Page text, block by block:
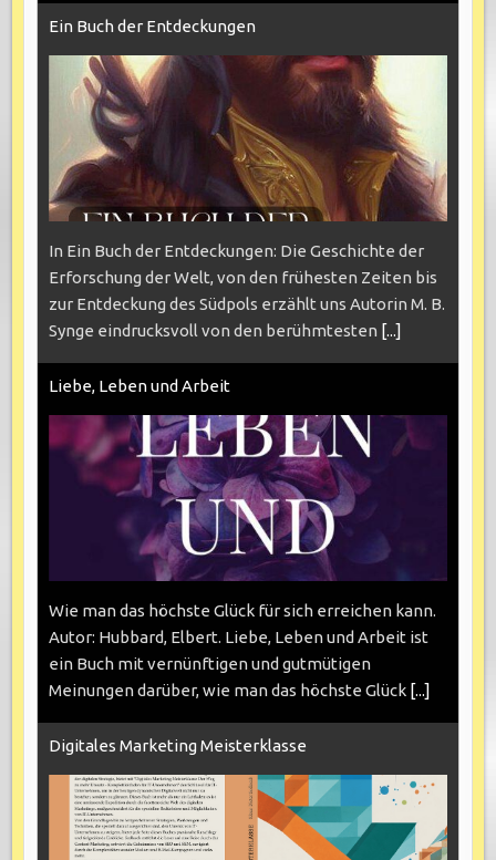
Ein Buch der Entdeckungen
In Ein Buch der Entdeckungen: Die Geschichte der
Erforschung der Welt, von den frühesten Zeiten bis
zur Entdeckung des Südpols erzählt uns Autorin M. B.
Synge eindrucksvoll von den berühmtesten [...]
Liebe, Leben und Arbeit
Wie man das höchste Glück für sich erreichen kann.
Autor: Hubbard, Elbert. Liebe, Leben und Arbeit ist
ein Buch mit vernünftigen und gutmütigen
Meinungen darüber, wie man das höchste Glück [...]
Digitales Marketing Meisterklasse